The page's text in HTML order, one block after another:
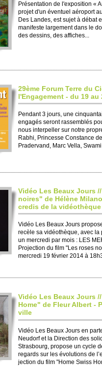
Présentation de l'expo­si­tion «
pro­jet d'un éventuel aéro­port
Des Landes, est sujet à débat
manifeste large­ment dans le
des dessins, des affiches...
29ème Forum Terre du
l'Engage­ment - du 19 au
Pendant 3 jours, une
engagés se­ront rasse­mblés
nous inter­pe­ller sur notre
Rabhi, Prince­sse Constance
Pradervand, Marc Vella,
Vidéo Les Beaux Jours
noires" de Hélène
credis de la vidéothèque
Vidéo Les Beaux Jours
recèle sa vidéothèque, avec la
un mer­credi par mois : LES
Pro­jection du film "Les roses
mer­credi 19 février 2014 à
Vidéo Les Beaux Jours
Home" de Fleur Albert -
ville
Vidéo Les Beaux Jours en
Neudorf et la Dire­ction des
Strasbo­urg, pro­pose un cycle
regards sur les évo­luti­ons de
jection du film "Home Swiss